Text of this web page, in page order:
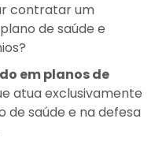
contratar um
de saúde e
em planos de
atua exclusivamente
saúde e na defesa